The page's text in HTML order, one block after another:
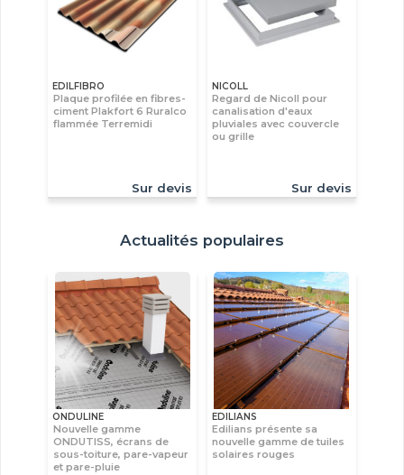
EDILFIBRO
Plaque profilée en fibres-
ciment Plakfort 6 Ruralco
flammée Terremidi
Sur devis
NICOLL
Regard de Nicoll pour
canalisation d'eaux
pluviales avec couvercle
ou grille
Sur devis
Actualités populaires
ONDULINE
Nouvelle gamme
ONDUTISS, écrans de
sous-toiture, pare-vapeur
et pare-pluie
EDILIANS
Edilians présente sa
nouvelle gamme de tuiles
solaires rouges